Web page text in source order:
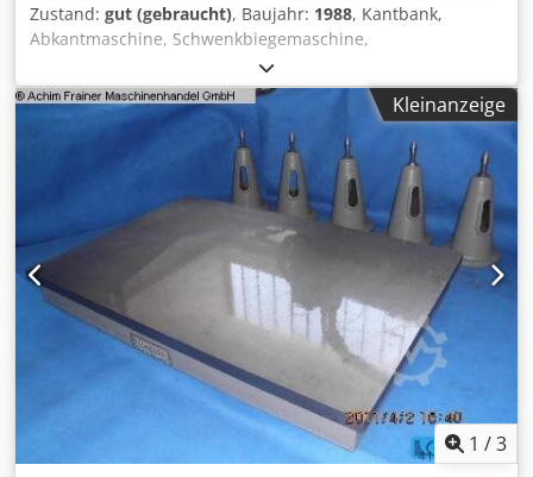
Zustand: gut (gebraucht), Baujahr: 1988, Kantbank,
Abkantmaschine, Schwenkbiegemaschine,
Gesenkbiegemaschine Dedpfx Acsv Tpxqs Isck -Übergabe:
im Ist-Zustand wie besichtigt, siehe Fotos -Funktion:
Handbetrieb (kein Automatikbetrieb) -Hersteller: RAFAMET
Schwenkbiegemaschine Typ KM-4 -Antrieb: mechanisch -
max. Arbeitsbreite: 2020 mm -max. Blechdicke: 4 mm -
Anschlag Tiefe: 750 mm -Anschlussleistung: kW -
Abmessungen: 3350/1540/H1510 mm -Gewicht: 3900 kg
Kleinanzeige
1 /3